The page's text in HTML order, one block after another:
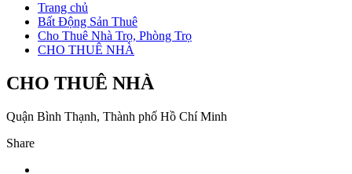
Trang chủ
Bất Động Sản Thuê
Cho Thuê Nhà Trọ, Phòng Trọ
CHO THUÊ NHÀ
CHO THUÊ NHÀ
Quận Bình Thạnh, Thành phố Hồ Chí Minh
Share